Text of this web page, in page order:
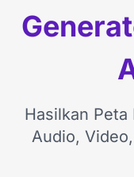
Hasilkan Peta
Audio,